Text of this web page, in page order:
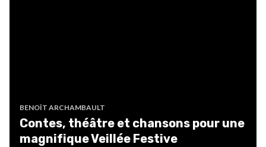
BENOÎT ARCHAMBAULT
Contes, théâtre et chansons pour une
magnifique Veillée Festive